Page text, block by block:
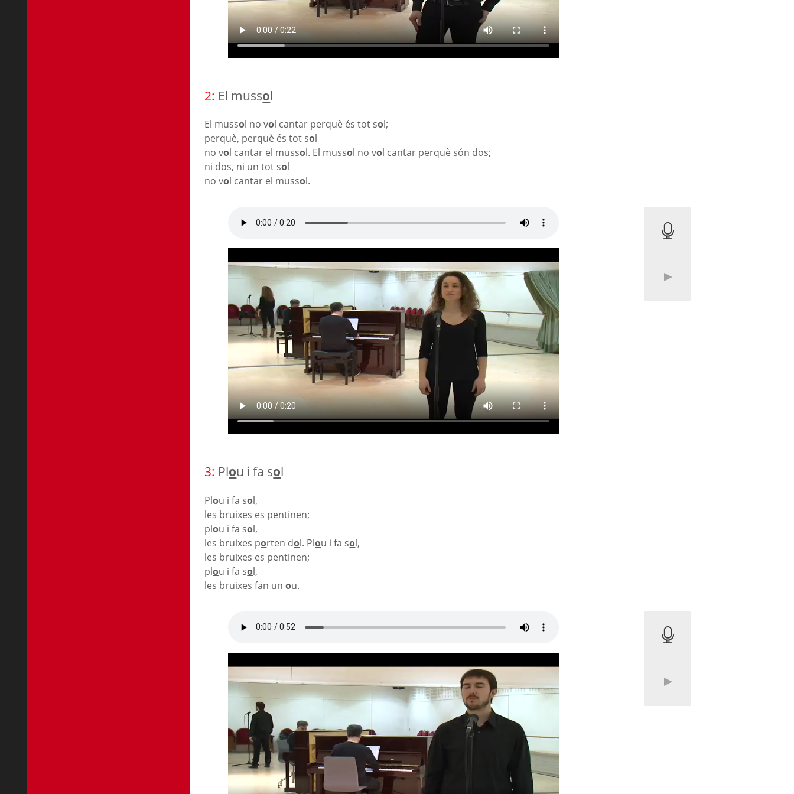
2: El mussol
El mussol no vol cantar perquè és tot sol;
perquè, perquè és tot sol
no vol cantar el mussol. El mussol no vol cantar perquè són dos;
ni dos, ni un tot sol
no vol cantar el mussol.
3: Plou i fa sol
Plou i fa sol,
les bruixes es pentinen;
plou i fa sol,
les bruixes porten dol. Plou i fa sol,
les bruixes es pentinen;
plou i fa sol,
les bruixes fan unou.